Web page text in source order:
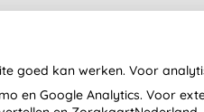
goed kan werken. Voor
en Google Analytics. Voor